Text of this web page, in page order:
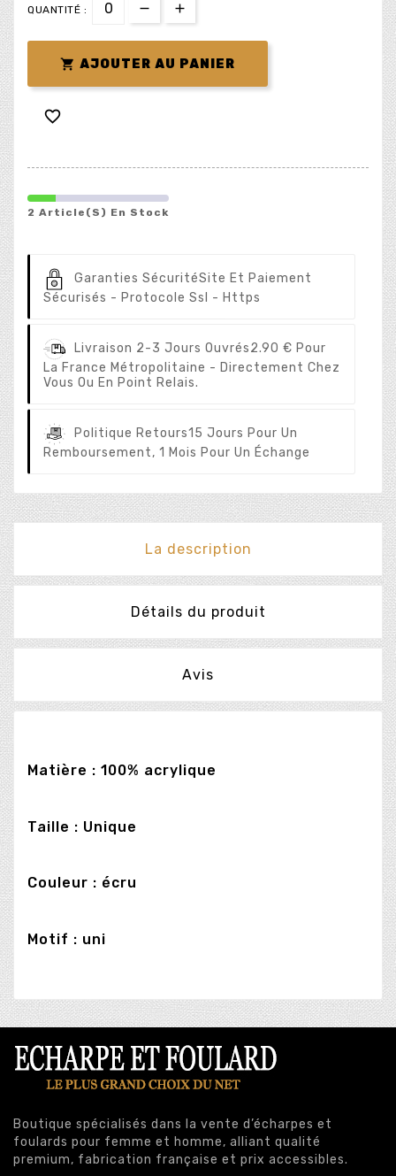
QUANTITÉ :
 AJOUTER AU PANIER

2 Article(s) En Stock
Garanties SécuritéSite Et Paiement
Sécurisés - Protocole Ssl - Https
Livraison 2-3 Jours Ouvrés2.90 € Pour
La France Métropolitaine - Directement Chez
Vous Ou En Point Relais.
Politique Retours15 Jours Pour Un
Remboursement, 1 Mois Pour Un Échange
La description
Détails du produit
Avis
Matière : 100% acrylique
Taille : Unique
Couleur : écru
Motif : uni
Boutique spécialisés dans la vente d’écharpes et
foulards pour femme et homme, alliant qualité
premium, fabrication française et prix accessibles.